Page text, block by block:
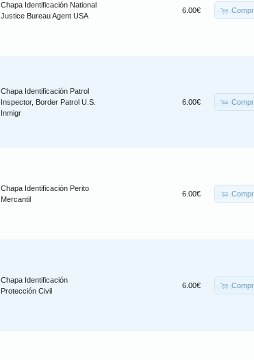
Chapa Identificación National
Justice Bureau Agent USA
6.00€
Chapa Identificación Patrol
Inspector, Border Patrol U.S.
Inmigr
6.00€
Chapa Identificación Perito
Mercantil
6.00€
Chapa Identificación
Protección Civil
6.00€